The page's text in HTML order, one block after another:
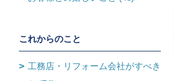
これからのこと
工務店・リフォーム会社がすべき